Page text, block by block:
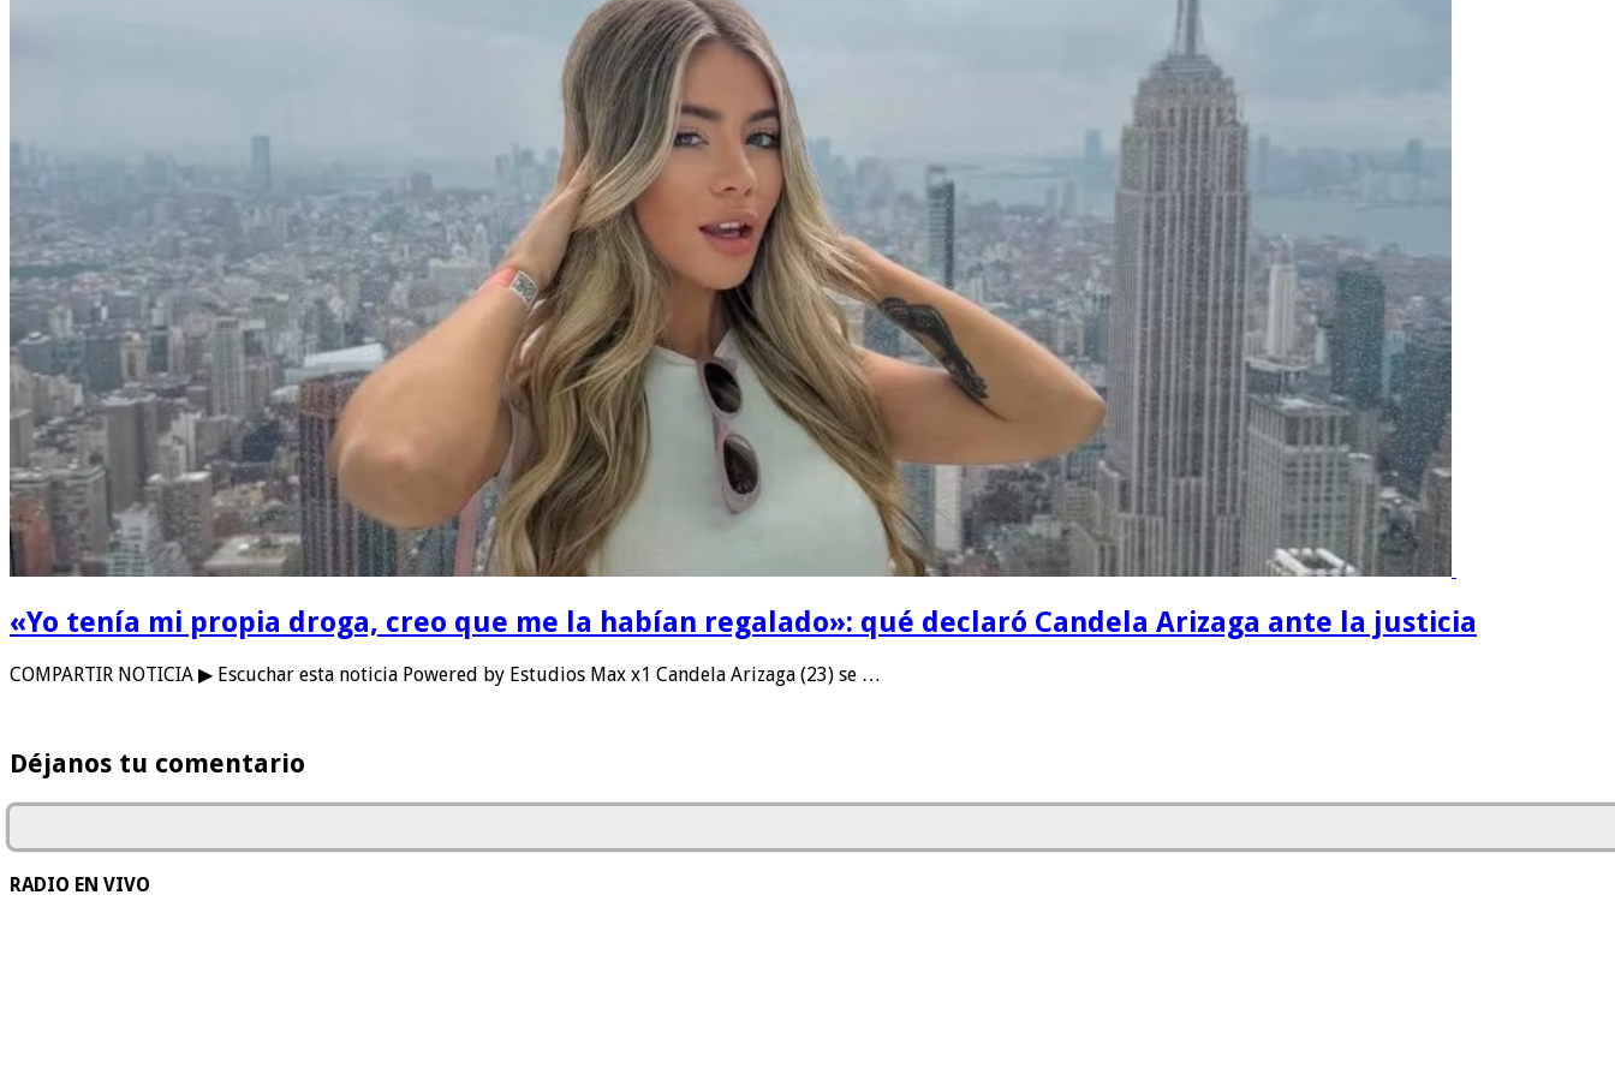
«Yo tenía mi propia droga, creo que me la habían regalado»: qué declaró Candela Arizaga ante la justicia
COMPARTIR NOTICIA ▶ Escuchar esta noticia Powered by Estudios Max x1 Candela Arizaga (23) se …
Déjanos tu comentario
RADIO EN VIVO